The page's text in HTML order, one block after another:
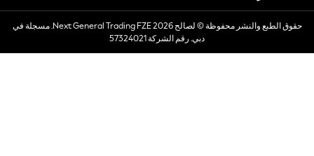
Dresses
Occasionwear
Sets & Outfits
حقوق الطبع والنشر محفوظة © لصالح 2026 Next General Trading FZE. مسجلة في
دبي. رقم الشركة 57324021